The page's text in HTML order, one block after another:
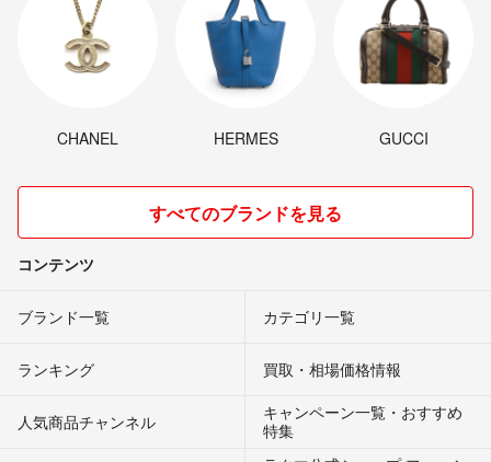
CHANEL HERMES GUCCI
すべてのブランドを見る
コンテンツ
ブランド一覧 カテゴリ一覧
ランキング 買取・相場価格情報
人気商品チャンネル
キャンペーン一覧・おすすめ
特集